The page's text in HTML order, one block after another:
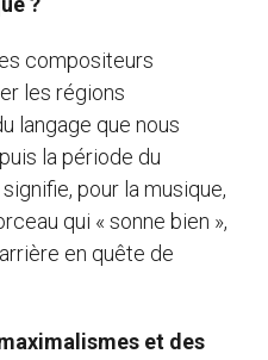
compositeurs
les régions
langage que nous
la période du
pour la musique,
qui « sonne bien »,
en quête de
et des